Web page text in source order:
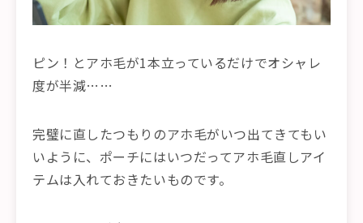
ピン！とアホ毛が1本立っているだけでオシャレ
度が半減……
完璧に直したつもりのアホ毛がいつ出てきてもい
いように、ポーチにはいつだってアホ毛直しアイ
テムは入れておきたいものです。